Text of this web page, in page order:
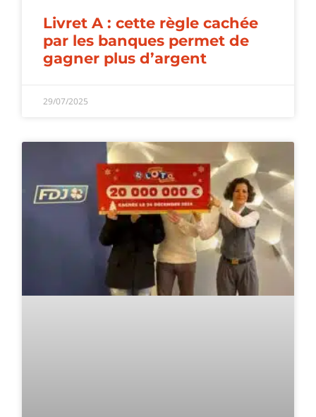
Livret A : cette règle cachée
par les banques permet de
gagner plus d’argent
29/07/2025